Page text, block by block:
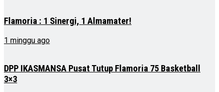
Flamoria : 1 Sinergi, 1 Almamater!
1 minggu ago
DPP IKASMANSA Pusat Tutup Flamoria 75 Basketball
3×3